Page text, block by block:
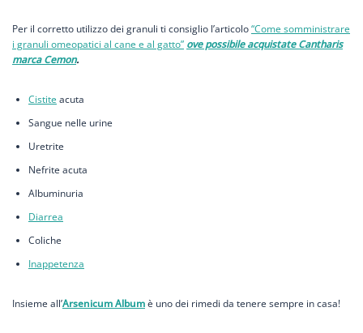
Per il corretto utilizzo dei granuli ti consiglio l’articolo“Come somministrare
i granuli omeopatici al cane e al gatto” ove possibile acquistate Cantharis
marca Cemon.
Cistite acuta
Sangue nelle urine
Uretrite
Nefrite acuta
Albuminuria
Diarrea
Coliche
Inappetenza
Insieme all’Arsenicum Albumè uno dei rimedi da tenere sempre in casa!